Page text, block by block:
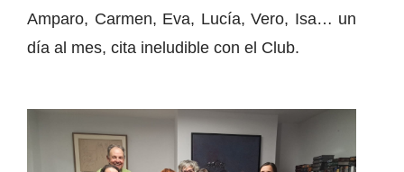
Amparo, Carmen, Eva, Lucía, Vero, Isa… un
día al mes, cita ineludible con el Club.